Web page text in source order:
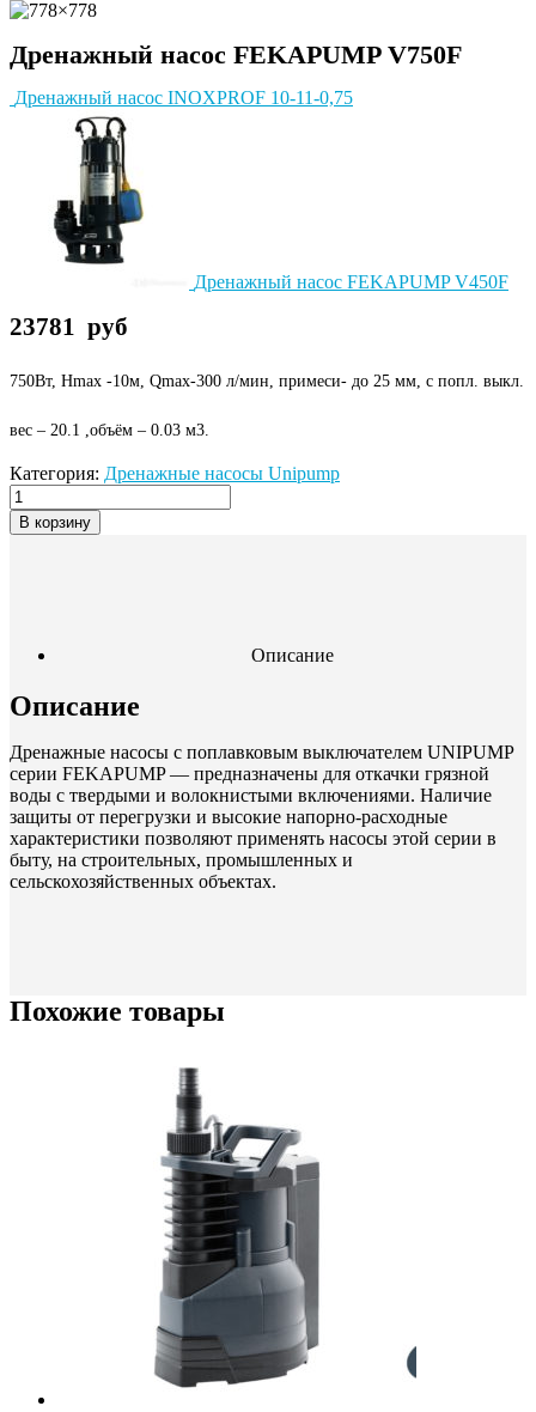
Дренажный насос FEKAPUMP V750F
Дренажный насос INOXPROF 10-11-0,75
Дренажный насос FEKAPUMP V450F
23781 руб
750Вт, Hmax -10м, Qmax-300 л/мин, примеси- до 25 мм, c попл. выкл.
вес – 20.1 ,объём – 0.03 м3.
Категория: Дренажные насосы Unipump
В корзину
Описание
Описание
Дренажные насосы с поплавковым выключателем UNIPUMP
серии FEKAPUMP — предназначены для откачки грязной
воды c твердыми и волокнистыми включениями. Наличие
защиты от перегрузки и высокие напорно-расходные
характеристики позволяют применять насосы этой серии в
быту, на строительных, промышленных и
сельскохозяйственных объектах.
Похожие товары